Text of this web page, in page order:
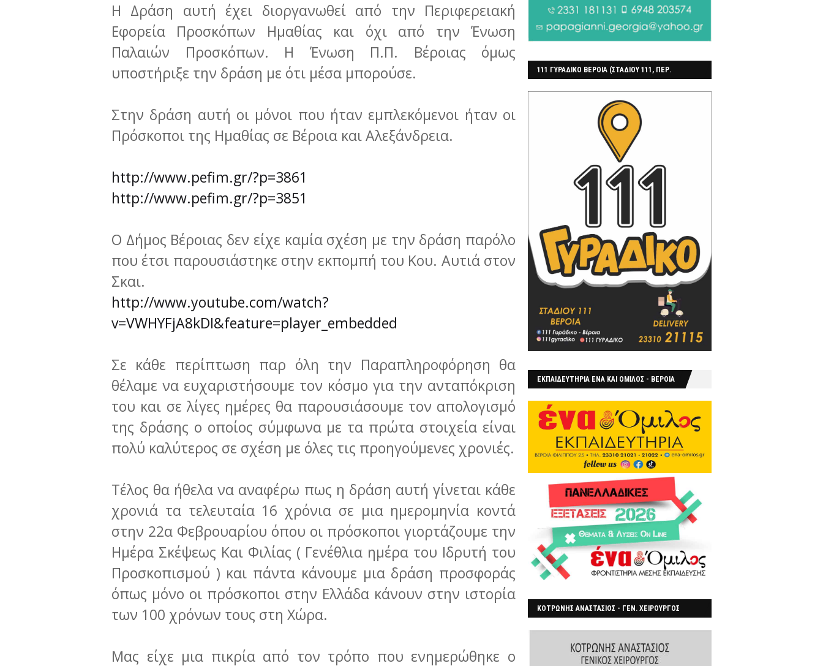
Η Δράση αυτή έχει διοργανωθεί από την Περιφερειακή
Εφορεία Προσκόπων Ημαθίας και όχι από την Ένωση
Παλαιών Προσκόπων. Η Ένωση Π.Π. Βέροιας όμως
υποστήριξε την δράση με ότι μέσα μπορούσε.
Στην δράση αυτή οι μόνοι που ήταν εμπλεκόμενοι ήταν οι
Πρόσκοποι της Ημαθίας σε Βέροια και Αλεξάνδρεια.
http://www.pefim.gr/?p=3861
http://www.pefim.gr/?p=3851
Ο Δήμος Βέροιας δεν είχε καμία σχέση με την δράση παρόλο
που έτσι παρουσιάστηκε στην εκπομπή του Κου. Αυτιά στον
Σκαι.
http://www.youtube.com/watch?
v=VWHYFjA8kDI&feature=player_embedded
Σε κάθε περίπτωση παρ όλη την Παραπληροφόρηση θα
θέλαμε να ευχαριστήσουμε τον κόσμο για την ανταπόκριση
του και σε λίγες ημέρες θα παρουσιάσουμε τον απολογισμό
της δράσης ο οποίος σύμφωνα με τα πρώτα στοιχεία είναι
πολύ καλύτερος σε σχέση με όλες τις προηγούμενες χρονιές.
Τέλος θα ήθελα να αναφέρω πως η δράση αυτή γίνεται κάθε
χρονιά τα τελευταία 16 χρόνια σε μια ημερομηνία κοντά
στην 22α Φεβρουαρίου όπου οι πρόσκοποι γιορτάζουμε την
Ημέρα Σκέψεως Και Φιλίας ( Γενέθλια ημέρα του Ιδρυτή του
Προσκοπισμού ) και πάντα κάνουμε μια δράση προσφοράς
όπως μόνο οι πρόσκοποι στην Ελλάδα κάνουν στην ιστορία
των 100 χρόνων τους στη Χώρα.
Μας είχε μια πικρία από τον τρόπο που ενημερώθηκε ο
111 ΓΥΡΑΔΙΚΟ ΒΕΡΟΙΑ (ΣΤΑΔΙΟΥ 111, ΠΕΡ.
ΕΚΠΑΙΔΕΥΤΗΡΙΑ ΕΝΑ ΚΑΙ ΟΜΙΛΟΣ - ΒΕΡΟΙΑ
ΚΟΤΡΩΝΗΣ ΑΝΑΣΤΑΣΙΟΣ - ΓΕΝ. ΧΕΙΡΟΥΡΓΟΣ